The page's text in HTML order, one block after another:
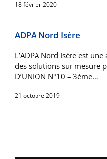
18 février 2020
ADPA Nord Isère
L’ADPA Nord Isère est
des solutions sur mesure
D’UNION N°10 – 3ème…
21 octobre 2019